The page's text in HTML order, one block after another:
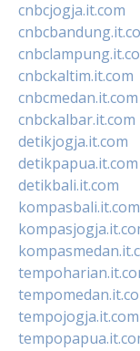
cnbcjogja.it.com
cnbckaltim.it.com
cnbcmedan.it.com
cnbckalbar.it.com
detikjogja.it.com
detikpapua.it.com
detikbali.it.com
kompasbali.it.com
tempojogja.it.com